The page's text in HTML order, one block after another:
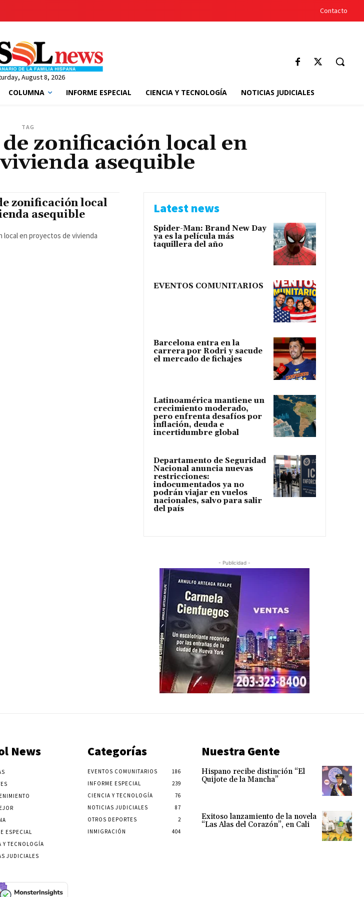
Contacto
August 8, 2026
COLUMNA INFORME ESPECIAL CIENCIA Y TECNOLOGÍA NOTICIAS JUDICIALES
TAG
zonificación local en
asequible
zonificación local
asequible
en proyectos de vivienda
Latest news
Spider-Man: Brand New Day
ya es la película más
taquillera del año
EVENTOS COMUNITARIOS
Barcelona entra en la
carrera por Rodri y sacude
el mercado de fichajes
Latinoamérica mantiene un
crecimiento moderado,
pero enfrenta desafíos por
inflación, deuda e
incertidumbre global
Departamento de Seguridad
Nacional anuncia nuevas
restricciones:
indocumentados ya no
podrán viajar en vuelos
nacionales, salvo para salir
del país
- Publicidad -
News
ESPECIAL
Y TECNOLOGÍA
JUDICIALES
Categorías
EVENTOS COMUNITARIOS
186
INFORME ESPECIAL
239
CIENCIA Y TECNOLOGÍA
76
NOTICIAS JUDICIALES
87
OTROS DEPORTES
2
INMIGRACIÓN
404
Nuestra Gente
Hispano recibe distinción “El
Quijote de la Mancha”
Exitoso lanzamiento de la novela
“Las Alas del Corazón”, en Cali